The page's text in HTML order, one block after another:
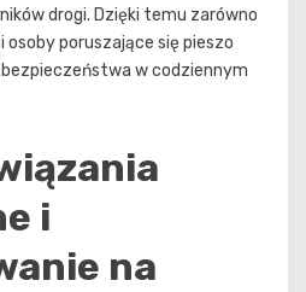
drogi. Dzięki temu zarówno
osoby poruszające się pieszo
w codziennym
i
na